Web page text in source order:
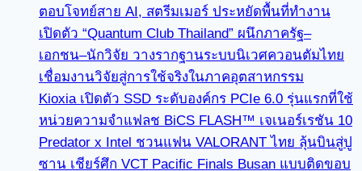
ตอบโจทย์สาย AI, สตรีมเมอร์ ประหยัดพื้นที่ทำงาน
เปิดตัว “Quantum Club Thailand” ผนึกภาครัฐ–
เอกชน–นักวิจัย วางรากฐานระบบนิเวศควอนตัมไทย
เชื่อมงานวิจัยสู่การใช้จริงในภาคอุตสาหกรรม
Kioxia เปิดตัว SSD ระดับองค์กร PCIe 6.0 รุ่นแรกที่ใช้
หน่วยความจำแฟลช BiCS FLASH™ เจเนอร์เรชัน 10
Predator x Intel ชวนแฟน VALORANT ไทย ลุ้นบินสู่ปู
ซาน เชียร์ศึก VCT Pacific Finals Busan แบบติดขอบ